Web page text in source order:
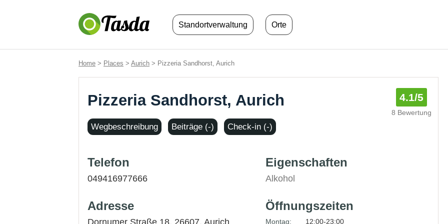
Standortverwaltung Orte
Home > Places > Aurich > Pizzeria Sandhorst, Aurich
Pizzeria Sandhorst, Aurich 4.1/5
8 Bewertung
Wegbeschreibung Beiträge (-) Check-in (-)
Telefon
049416977666
Adresse
Dornumer Straße 18, 26607, Aurich
Eigenschaften
Alkohol
Öffnungszeiten
Montag:
12:00-23:00